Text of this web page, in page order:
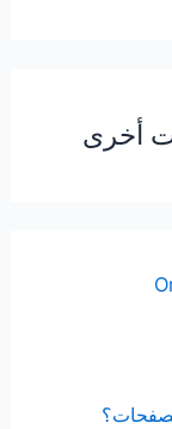
أخرى